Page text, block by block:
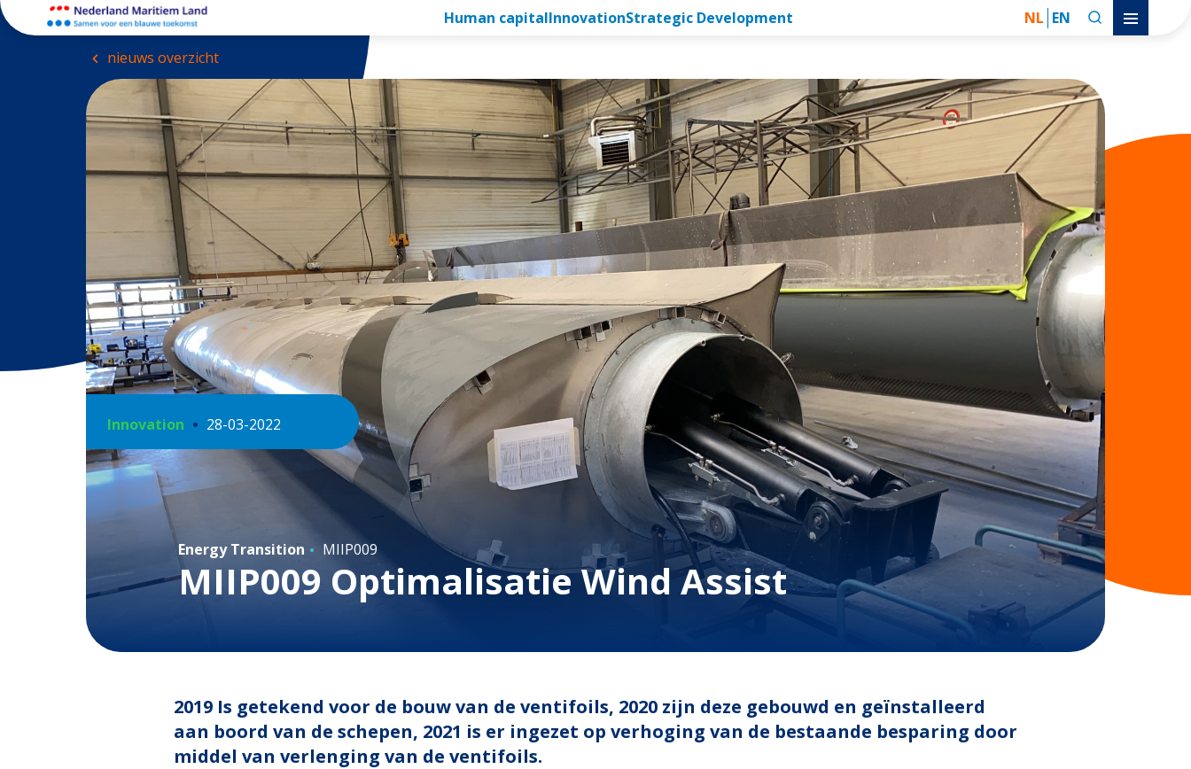
Human capitalInnovationStrategic Development NL EN
nieuws overzicht
Innovation 28-03-2022
Energy Transition MIIP009
MIIP009 Optimalisatie Wind Assist
2019 Is getekend voor de bouw van de ventifoils, 2020 zijn deze gebouwd en geïnstalleerd
aan boord van de schepen, 2021 is er ingezet op verhoging van de bestaande besparing door
middel van verlenging van de ventifoils.